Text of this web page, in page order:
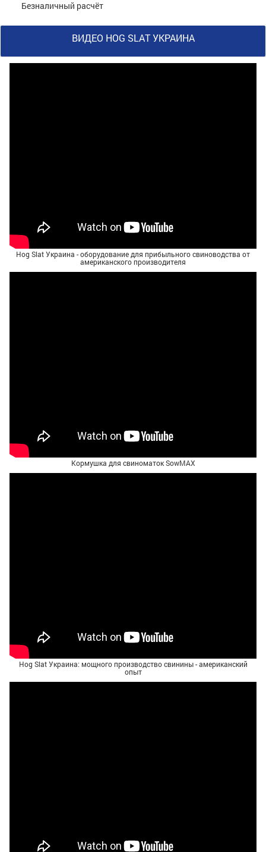
Безналичный расчёт
ВИДЕО HOG SLAT УКРАИНА
Hog Slat Украина - оборудование для прибыльного свиноводства от
американского производителя
Кормушка для свиноматок SowMAX
Hog Slat Украина: мощного производство свинины - американский
опыт